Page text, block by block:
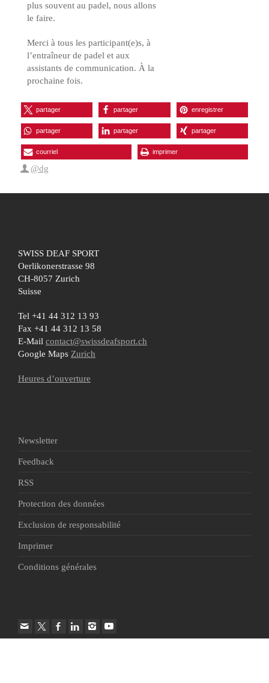
plus souvent au padel, nous allons
le faire.
Merci à tous les participant(e)s, à
l’entraîneur de padel et aux
assistants de communication. À la
prochaine fois.
partager partager enregistrer
partager partager partager
courriel imprimer
@dg
SWISS DEAF SPORT
Oerlikonerstrasse 98
CH-8057 Zurich
Suisse
Tel +41 44 312 13 93
Fax +41 44 312 13 58
E-Mail contact@swissdeafsport.ch
Google Maps Zurich
Heures d’ouverture
Newsletter
Feedback
RSS
Protection des données
Exclusion de responsabilité
Imprimer
Conditions générales